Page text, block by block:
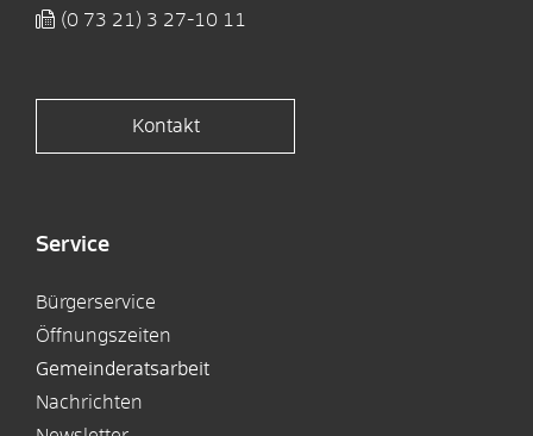
(0 73 21) 3 27-10 11
Kontakt
Service
Bürgerservice
Öffnungszeiten
Gemeinderatsarbeit
Nachrichten